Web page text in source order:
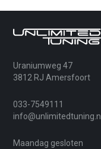
Uraniumweg 47
3812 RJ Amersfoort
033-7549111
info@unlimitedtuning.nl
Maandag gesloten